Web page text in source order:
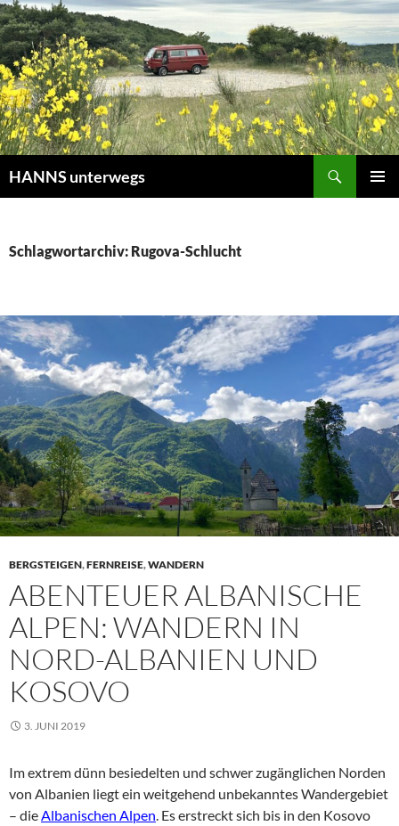
Zum
Inhalt
springen
HANNS unterwegs
Schlagwortarchiv: Rugova-Schlucht
BERGSTEIGEN,FERNREISE,WANDERN
ABENTEUER ALBANISCHE
ALPEN: WANDERN IN
NORD-ALBANIEN UND
KOSOVO
3. JUNI 2019
Im extrem dünn besiedelten und schwer zugänglichen Norden
von Albanien liegt ein weitgehend unbekanntes Wandergebiet
– dieAlbanischen Alpen. Es erstreckt sich bis in den Kosovo